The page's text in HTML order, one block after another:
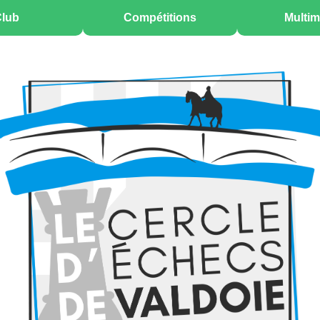
Compétitions